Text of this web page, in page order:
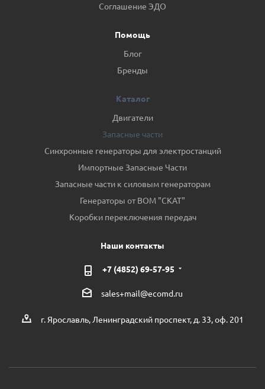
Соглашение ЭДО
Помощь
Блог
Бренды
Каталог
Двигатели
Запасные части
Синхронные генераторы для электростанций
Импортные Запасные Части
Запасные части к силовым генераторам
Генераторы от ВОМ "СКАТ"
Коробки переключения передач
Наши контакты
+7 (4852) 69-57-95
sales+mail@ecomd.ru
г. Ярославль, Ленинградский проспект, д. 33, оф. 201